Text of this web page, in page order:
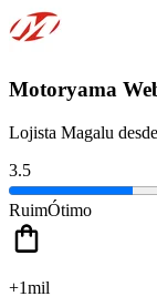
Motoryama
Lojista Magalu
3.5
RuimÓtimo
+1mil